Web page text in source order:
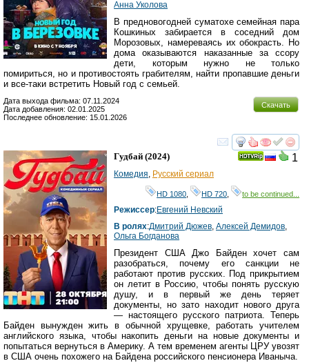
Анна Уколова
В предновогодней суматохе семейная пара
Кошкиных забирается в соседний дом
Морозовых, намереваясь их обокрасть. Но
дома оказываются наказанные за ссору
дети, которым нужно не только
помириться, но и противостоять грабителям, найти пропавшие деньги
и все-таки встретить Новый год с семьей.
Скачать
Дата выхода фильма: 07.11.2024
Дата добавления: 02.01.2025
Последнее обновление: 15.01.2026
смотреть
1
Гудбай (2024)
Комедия, Русский сериал
HD 1080 HD 720 to be continued...
Режиссер:Евгений Невский
В ролях:Дмитрий Дюжев, Алексей Демидов,
Ольга Богданова
Президент США Джо Байден хочет сам
разобраться, почему его санкции не
работают против русских. Под прикрытием
он летит в Россию, чтобы понять русскую
душу, и в первый же день теряет
документы, но зато находит нового друга
— настоящего русского патриота. Теперь
Байден вынужден жить в обычной хрущевке, работать учителем
английского языка, чтобы накопить деньги на новые документы и
попытаться вернуться в Америку. А тем временем агенты ЦРУ увозят
в США очень похожего на Байдена российского пенсионера Иваныча.